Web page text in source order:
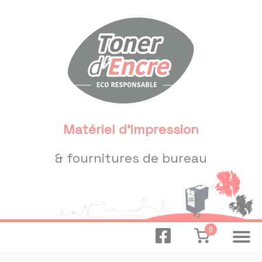
Matériel d'impression
& fournitures de bureau
0